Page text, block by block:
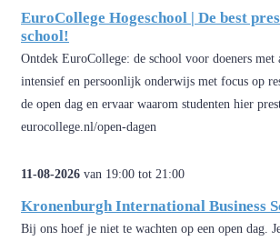
EuroCollege Hogeschool | De best
school!
Ontdek EuroCollege: de school voor doeners met
intensief en persoonlijk onderwijs met focus op
de open dag en ervaar waarom studenten hier
eurocollege.nl/open-dagen
11-08-2026 van 19:00 tot 21:00
Kronenburgh International Business
Bij ons hoef je niet te wachten op een open dag.